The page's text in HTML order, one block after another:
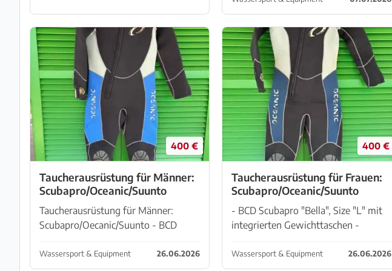
400 €
Taucherausrüstung für Männer:
Scubapro/Oceanic/Suunto
Taucherausrüstung für Männer:
Scubapro/Oecanic/Suunto - BCD
integrierten Gewichttaschen -
Lungenautomat Scubapro (muss
Wassersport & Equipment 26.06.2026
400 €
Taucherausrüstung für Frauen:
Scubapro/Oceanic/Suunto
- BCD Scubapro "Bella", Size "L" mit
integrierten Gewichttaschen -
gewartet werden) mit Din-Anschluss
und International Adapter mit
Wassersport & Equipment 26.06.2026